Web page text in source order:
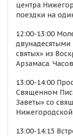
центра
поездки на
12:00-13:00
святых» из
Арзамаса.
13:00-14:00
Священном
Заветы» со
13:00-14:15